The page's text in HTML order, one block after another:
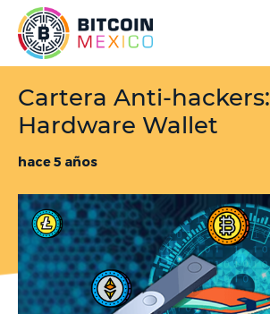
Cartera Anti-hackers:
Hardware Wallet
hace 5 años